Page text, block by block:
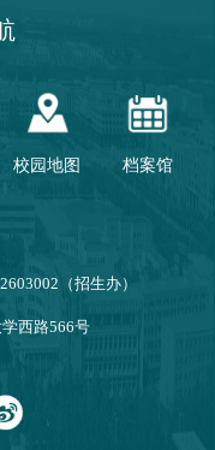
校园地图 档案馆
（招生办）
西路566号